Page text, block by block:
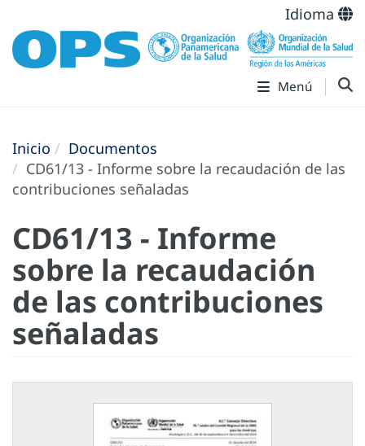
Idioma
Menú
Inicio
Documentos
CD61/13 - Informe sobre la recaudación de las
contribuciones señaladas
CD61/13 - Informe
sobre la recaudación
de las contribuciones
señaladas